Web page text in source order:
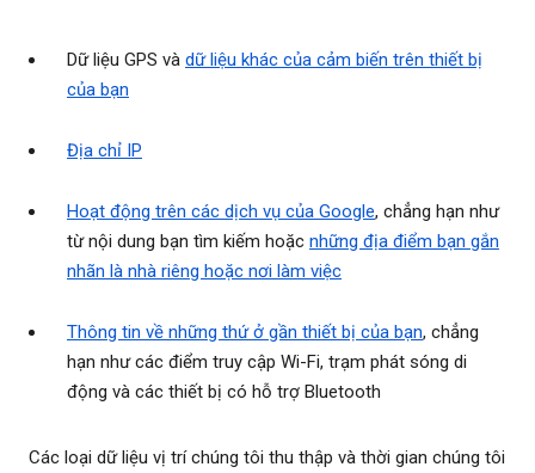
Dữ liệu GPS và dữ liệu khác của cảm biến trên thiết bị
của bạn
Địa chỉ IP
Hoạt động trên các dịch vụ của Google, chẳng hạn như
từ nội dung bạn tìm kiếm hoặc những địa điểm bạn gắn
nhãn là nhà riêng hoặc nơi làm việc
Thông tin về những thứ ở gần thiết bị của bạn, chẳng
hạn như các điểm truy cập Wi-Fi, trạm phát sóng di
động và các thiết bị có hỗ trợ Bluetooth
Các loại dữ liệu vị trí chúng tôi thu thập và thời gian chúng tôi